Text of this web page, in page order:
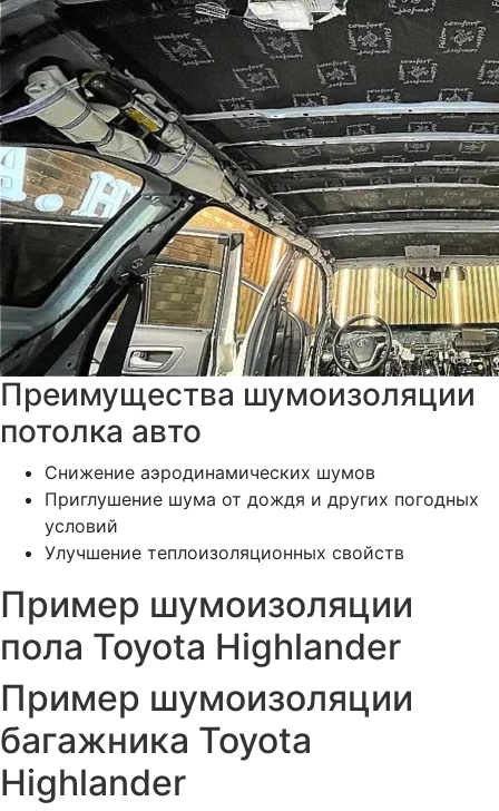
Преимущества шумоизоляции
потолка авто
Снижение аэродинамических шумов
Приглушение шума от дождя и других погодных
условий
Улучшение теплоизоляционных свойств
Пример шумоизоляции
пола Toyota Highlander
Пример шумоизоляции
багажника Toyota
Highlander